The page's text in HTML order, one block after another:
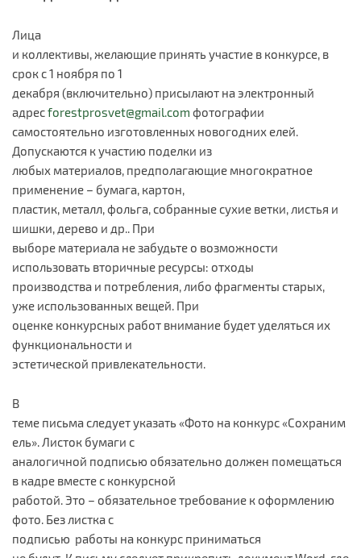
Лица
и коллективы, желающие принять участие в конкурсе, в
срок с 1 ноября по 1
декабря (включительно) присылают на электронный
адресforestprosvet@gmail.com фотографии
самостоятельно изготовленных новогодних елей.
Допускаются к участию поделки из
любых материалов, предполагающие многократное
применение – бумага, картон,
пластик, металл, фольга, собранные сухие ветки, листья и
шишки, дерево и др.. При
выборе материала не забудьте о возможности
использовать вторичные ресурсы: отходы
производства и потребления, либо фрагменты старых,
уже использованных вещей. При
оценке конкурсных работ внимание будет уделяться их
функциональности и
эстетической привлекательности.
В
теме письма следует указать «Фото на конкурс «Сохраним
ель». Листок бумаги с
аналогичной подписью обязательно должен помещаться
в кадре вместе с конкурсной
работой. Это – обязательное требование к оформлению
фото. Без листка с
подписью работы на конкурс приниматься